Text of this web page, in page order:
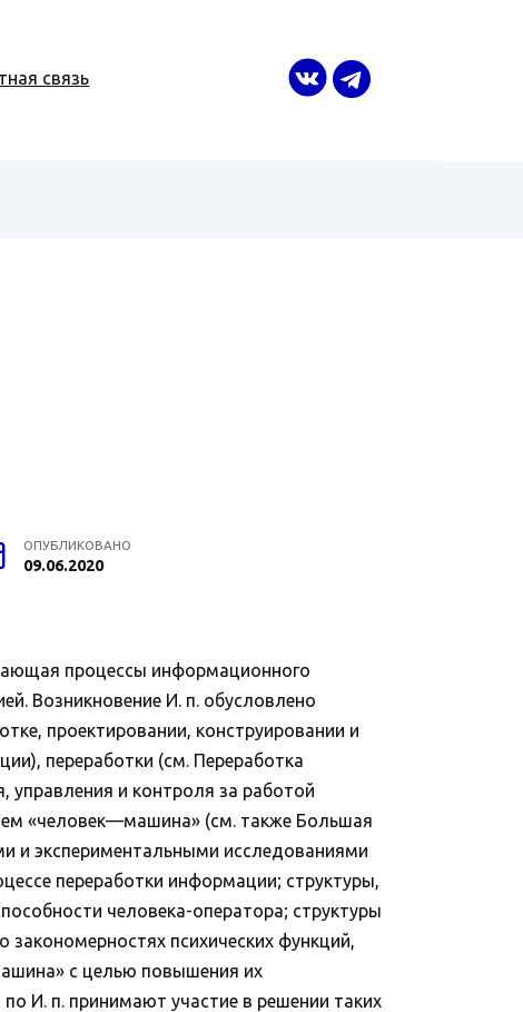
связь
ОПУБЛИКОВАНО
09.06.2020
процессы информационного
Возникновение И. п. обусловлено
проектировании, конструировании и
переработки (см. Переработка
и контроля за работой
«человек—машина» (см. также Большая
и экспериментальными исследованиями
переработки информации; структуры,
человека-оператора; структуры
закономерностях психических функций,
с целью повышения их
И. п. принимают участие в решении таких